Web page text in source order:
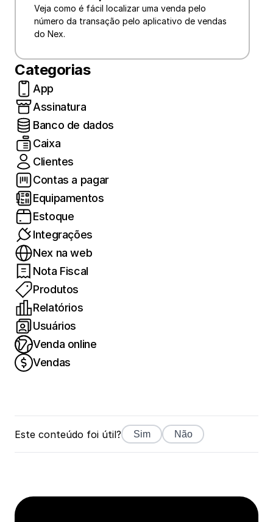
Veja como é fácil localizar uma venda pelo
número da transação pelo aplicativo de vendas
do Nex.
Categorias
App
Assinatura
Banco de dados
Caixa
Clientes
Contas a pagar
Equipamentos
Estoque
Integrações
Nex na web
Nota Fiscal
Produtos
Relatórios
Usuários
Venda online
Vendas
Este conteúdo foi útil? Sim Não